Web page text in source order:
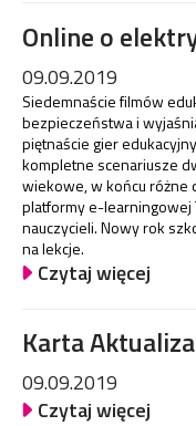
Online o
09.09.2019
Siedemnaście filmów
bezpieczeństwa i
piętnaście gier
kompletne scenariusze
wiekowe, w końcu różne
platformy e-learningowej
nauczycieli. Nowy rok
na lekcje.
Czytaj więcej
Karta
09.09.2019
Czytaj więcej